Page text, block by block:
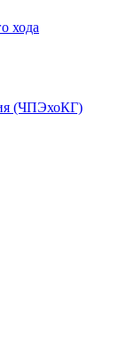
хода
(ЧПЭхоКГ)